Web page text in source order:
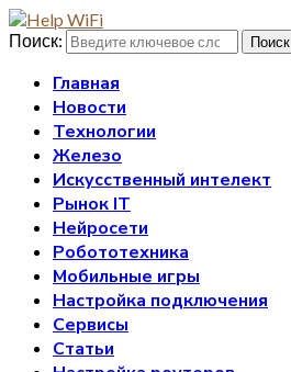
Поиск: Поиск
Главная
Новости
Технологии
Железо
Искусственный интелект
Рынок IT
Нейросети
Робототехника
Мобильные игры
Настройка подключения
Сервисы
Статьи